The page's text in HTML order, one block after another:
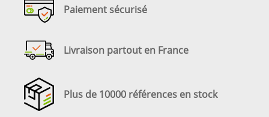
Paiement sécurisé
Livraison partout en France
Plus de 10000 références en stock